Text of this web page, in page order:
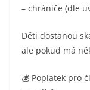
– chrániče (dle
Děti dostanou
ale pokud má
💰 Poplatek pro